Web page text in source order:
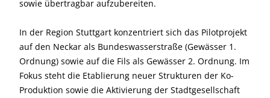
sowie übertragbar aufzubereiten.
In der Region Stuttgart konzentriert sich das Pilotprojekt
auf den Neckar als Bundeswasserstraße (Gewässer 1.
Ordnung) sowie auf die Fils als Gewässer 2. Ordnung. Im
Fokus steht die Etablierung neuer Strukturen der Ko-
Produktion sowie die Aktivierung der Stadtgesellschaft